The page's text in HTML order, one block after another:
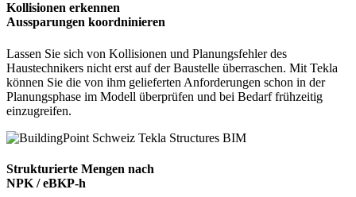
Kollisionen erkennen
Aussparungen koordninieren
Lassen Sie sich von Kollisionen und Planungsfehler des
Haustechnikers nicht erst auf der Baustelle überraschen. Mit Tekla
können Sie die von ihm gelieferten Anforderungen schon in der
Planungsphase im Modell überprüfen und bei Bedarf frühzeitig
einzugreifen.
Strukturierte Mengen nach
NPK / eBKP-h